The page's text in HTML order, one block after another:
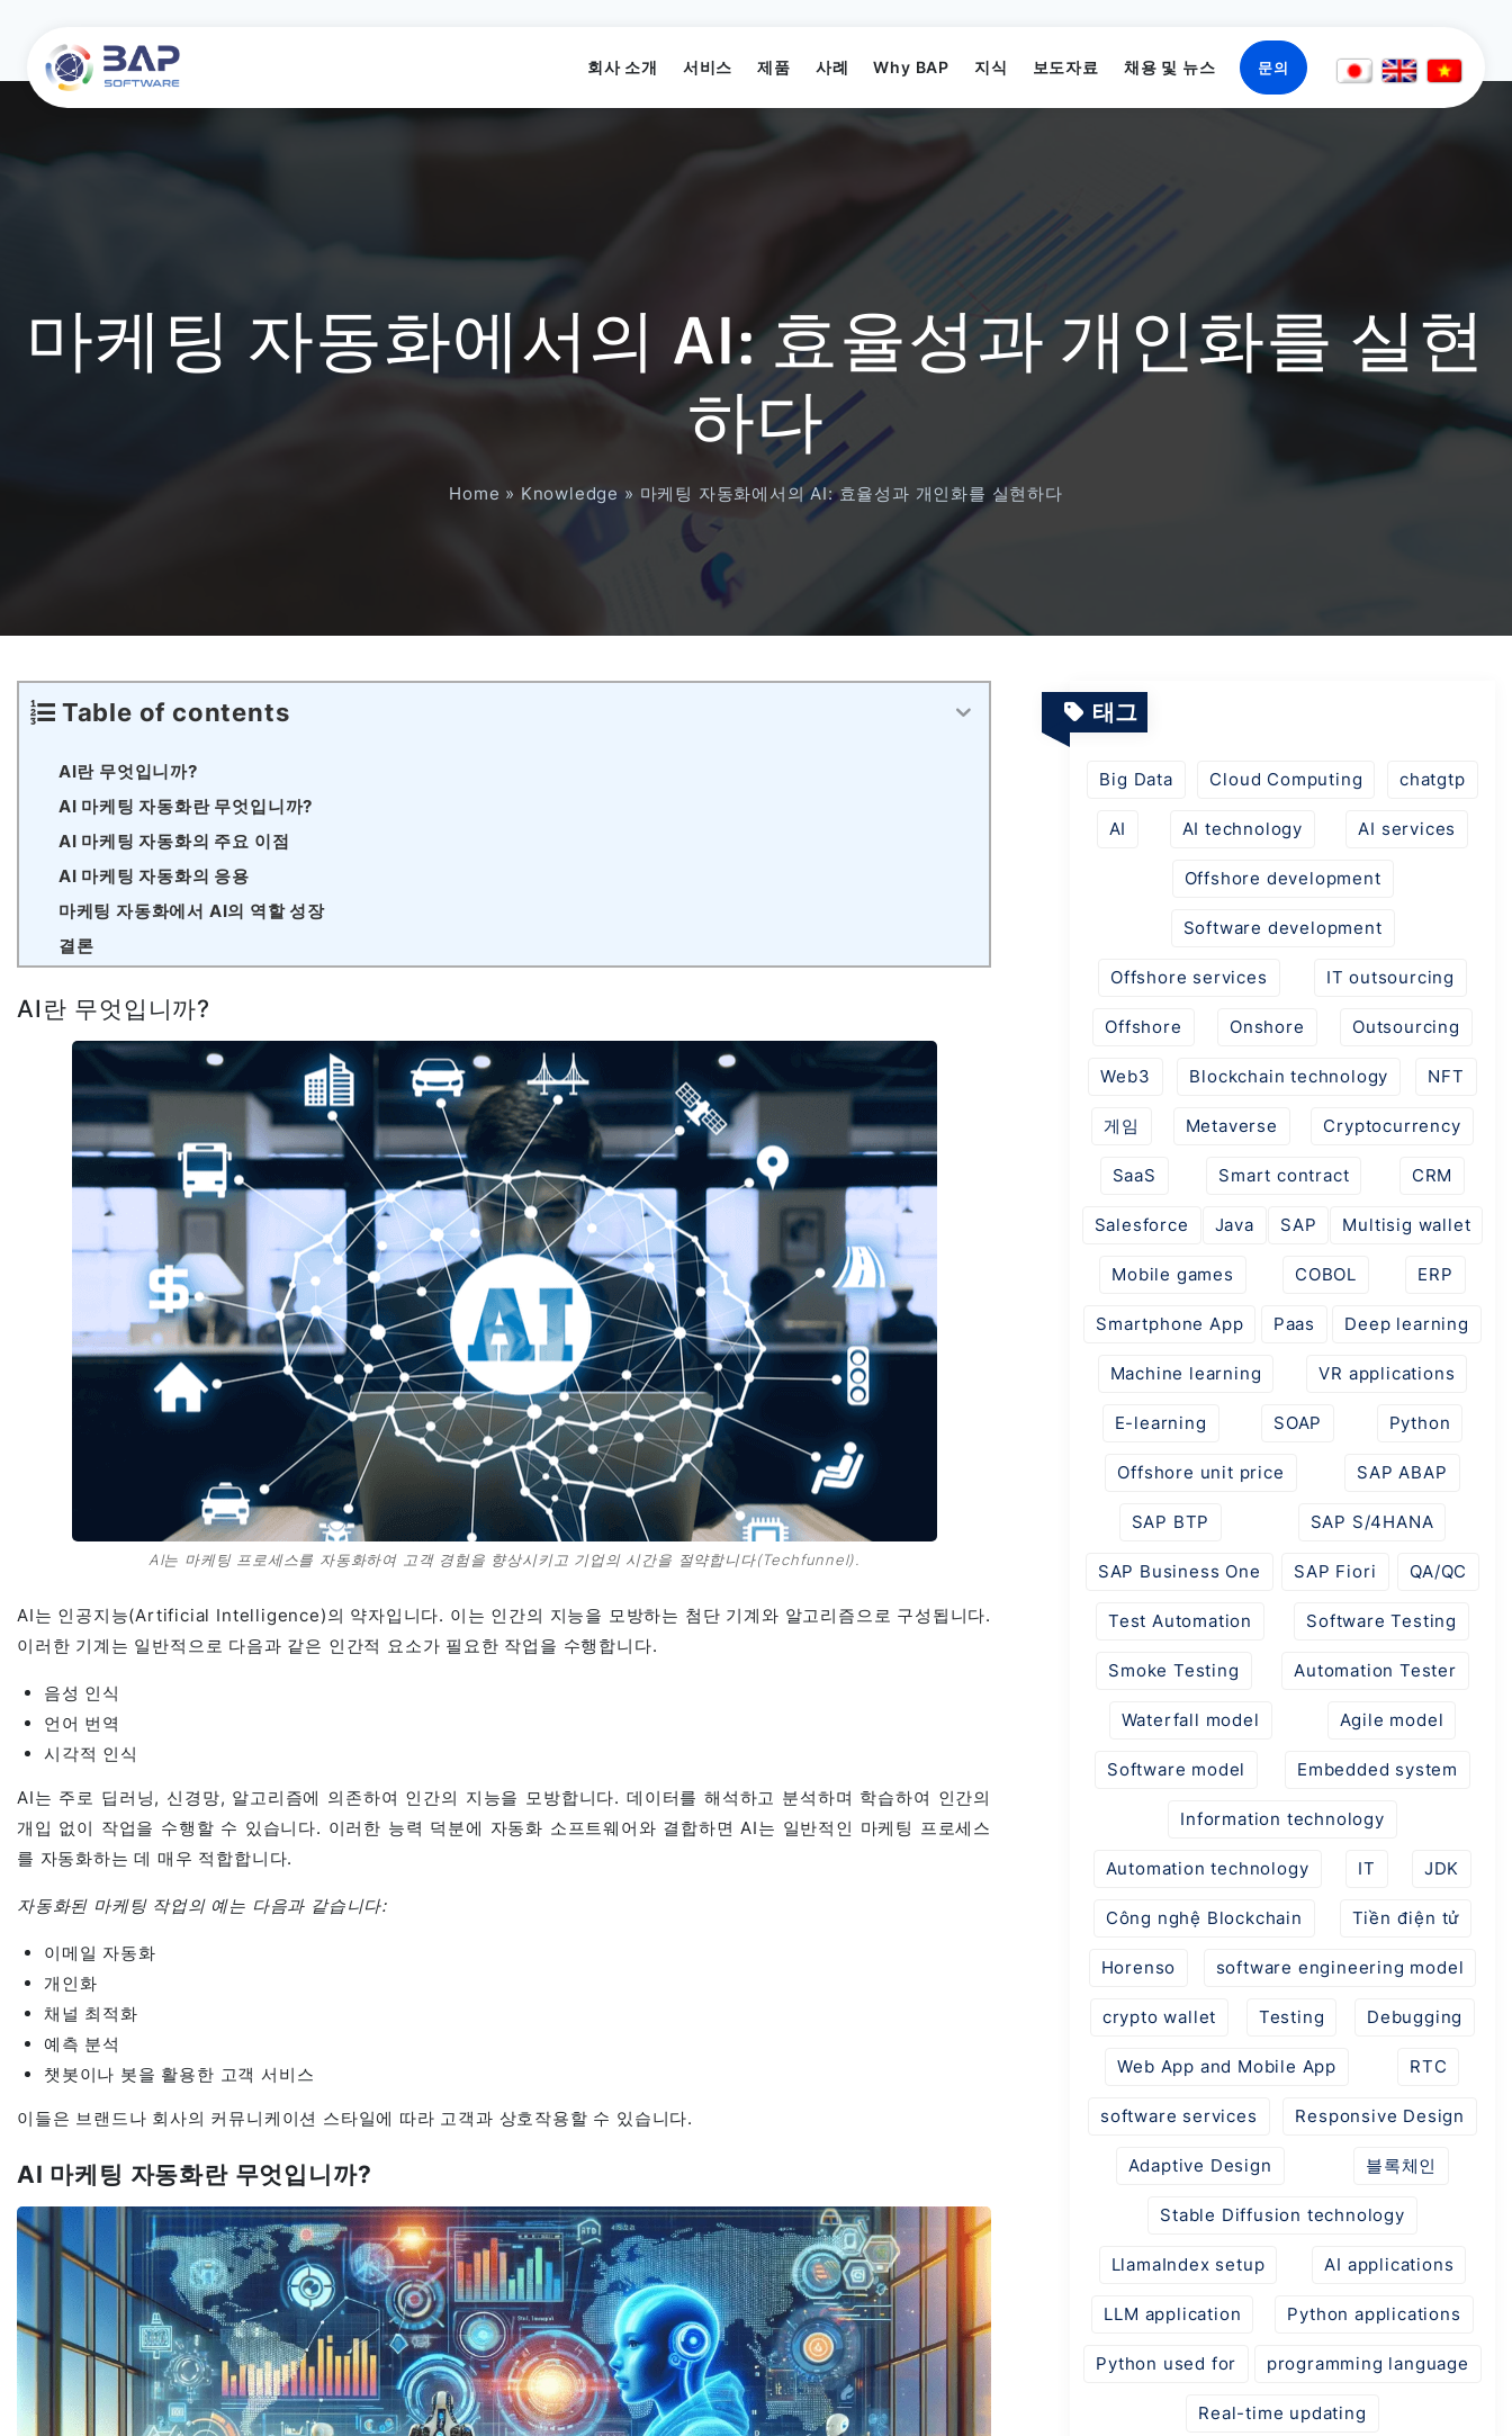
회사 소개
About 미션 개요
서비스
웹사이트/ 스마트폰 앱 개발 비즈니스 애플리케이션 개발 SAP, ERP 시스템 개발 및 컨설팅
블록체인 기술 앱 개발
Outsystems 개발
AI 에이전트 개발 시스템 마이그레이션 서비스 시스템 운영 및 유지보수 서비스
제품
Adaptive Learning Platform Elearning System 블록체인 경마 게임
주문 관리 시스템 자동화 테스트 도구
가상 오피스 플랫폼
블록체인 플랫폼 멀티 매칭 플랫폼 스마트 교육 플랫폼
에너지 관리의 디지털 전환 및 AI
글로벌 가상 오피스 AI 물류 플랫폼
게임 개발 스튜디오
사례
웹/앱 프로젝트 비즈니스 API 프로젝트 게임 프로젝트
SAP/ERP 프로젝트
COBOL 마이그레이션 프로젝트
Outsystems 프로젝트 AI 에이전트 프로젝트 SaaS 프로젝트
Why BAP 지식
기술 Offshore
보도자료 채용 및 뉴스
채용 미디어 인턴십 프로그램
문의
마케팅 자동화에서의 AI: 효율성과 개인화를 실현
하다
Home » Knowledge » 마케팅 자동화에서의 AI: 효율성과 개인화를 실현하다
Table of contents
AI란 무엇입니까?
AI 마케팅 자동화란 무엇입니까?
AI 마케팅 자동화의 주요 이점
AI 마케팅 자동화의 응용
마케팅 자동화에서 AI의 역할 성장
결론
AI란 무엇입니까?
AI는 마케팅 프로세스를 자동화하여 고객 경험을 향상시키고 기업의 시간을 절약합니다(Techfunnel).
AI는 인공지능(Artificial Intelligence)의 약자입니다. 이는 인간의 지능을 모방하는 첨단 기계와 알고리즘으로 구성됩니다.
이러한 기계는 일반적으로 다음과 같은 인간적 요소가 필요한 작업을 수행합니다.
음성 인식
언어 번역
시각적 인식
AI는 주로 딥러닝, 신경망, 알고리즘에 의존하여 인간의 지능을 모방합니다. 데이터를 해석하고 분석하며 학습하여 인간의
개입 없이 작업을 수행할 수 있습니다. 이러한 능력 덕분에 자동화 소프트웨어와 결합하면 AI는 일반적인 마케팅 프로세스
를 자동화하는 데 매우 적합합니다.
자동화된 마케팅 작업의 예는 다음과 같습니다:
이메일 자동화
개인화
채널 최적화
예측 분석
챗봇이나 봇을 활용한 고객 서비스
이들은 브랜드나 회사의 커뮤니케이션 스타일에 따라 고객과 상호작용할 수 있습니다.
AI 마케팅 자동화란 무엇입니까?
태그
Big Data Cloud Computing chatgtp
AI AI technology AI services
Offshore development
Software development
Offshore services IT outsourcing
Offshore Onshore Outsourcing
Web3 Blockchain technology NFT
게임 Metaverse Cryptocurrency
SaaS Smart contract CRM
Salesforce Java SAP Multisig wallet
Mobile games COBOL ERP
Smartphone App Paas Deep learning
Machine learning VR applications
E-learning SOAP Python
Offshore unit price SAP ABAP
SAP BTP SAP S/4HANA
SAP Business One SAP Fiori QA/QC
Test Automation Software Testing
Smoke Testing Automation Tester
Waterfall model Agile model
Software model Embedded system
Information technology
Automation technology IT JDK
Công nghệ Blockchain Tiền điện tử
Horenso software engineering model
crypto wallet Testing Debugging
Web App and Mobile App RTC
software services Responsive Design
Adaptive Design 블록체인
Stable Diffusion technology
LlamaIndex setup AI applications
LLM application Python applications
Python used for programming language
Real-time updating